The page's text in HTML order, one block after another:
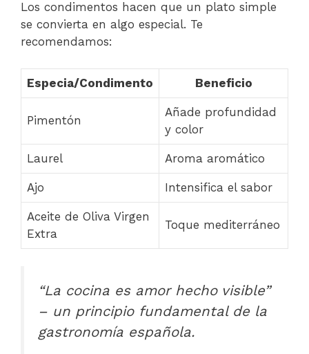
Los condimentos hacen que un plato simple
se convierta en algo especial. Te
recomendamos:
Especia/Condimento Beneficio
Pimentón
Añade profundidad
y color
Laurel Aroma aromático
Ajo Intensifica el sabor
Aceite de Oliva Virgen
Extra
Toque mediterráneo
“La cocina es amor hecho visible”
– un principio fundamental de la
gastronomía española.